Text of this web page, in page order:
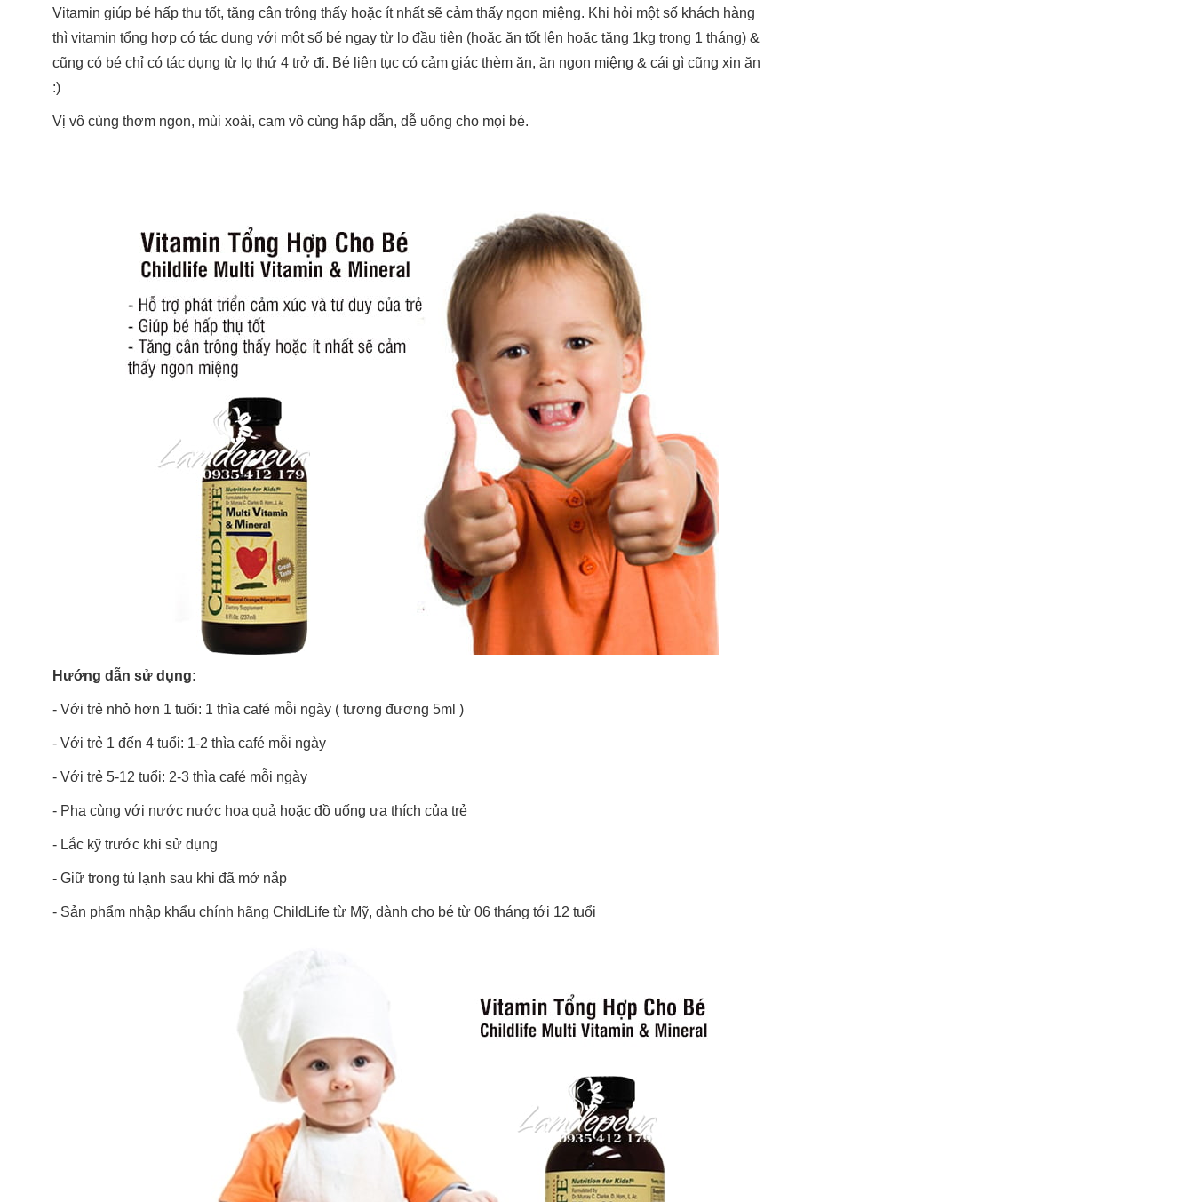
Vitamin giúp bé hấp thu tốt, tăng cân trông thấy hoặc ít nhất sẽ cảm thấy ngon miệng. Khi hỏi một số khách hàng
thì vitamin tổng hợp có tác dụng với một số bé ngay từ lọ đầu tiên (hoặc ăn tốt lên hoặc tăng 1kg trong 1 tháng) &
cũng có bé chỉ có tác dụng từ lọ thứ 4 trở đi. Bé liên tục có cảm giác thèm ăn, ăn ngon miệng & cái gì cũng xin ăn
:)
Vị vô cùng thơm ngon, mùi xoài, cam vô cùng hấp dẫn, dễ uống cho mọi bé.
Hướng dẫn sử dụng:
- Với trẻ nhỏ hơn 1 tuổi: 1 thìa café mỗi ngày ( tương đương 5ml )
- Với trẻ 1 đến 4 tuổi: 1-2 thìa café mỗi ngày
- Với trẻ 5-12 tuổi: 2-3 thìa café mỗi ngày
- Pha cùng với nước nước hoa quả hoặc đồ uống ưa thích của trẻ
- Lắc kỹ trước khi sử dụng
- Giữ trong tủ lạnh sau khi đã mở nắp
- Sản phẩm nhập khẩu chính hãng ChildLife từ Mỹ, dành cho bé từ 06 tháng tới 12 tuổi